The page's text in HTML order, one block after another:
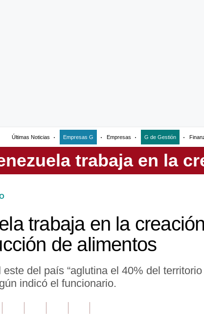
Últimas Noticias Empresas G Empresas G de Gestión
trabaja en la
de alimentos
este del país “aglutina el 40% del
indicó el funcionario.